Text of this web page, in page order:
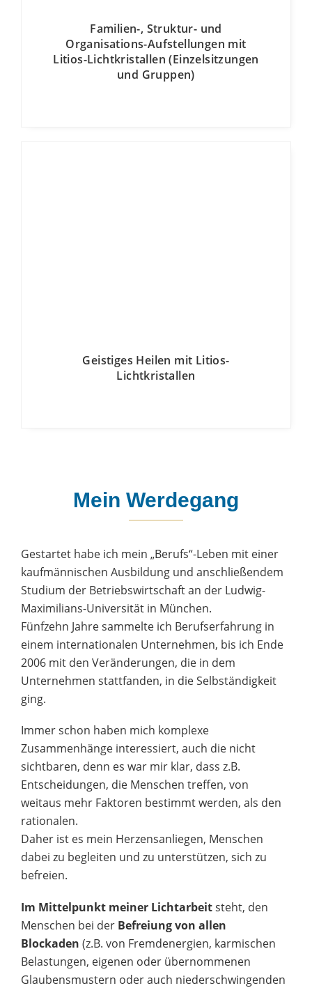
Familien-, Struktur- und
Organisations-Aufstellungen mit
Litios-Lichtkristallen (Einzelsitzungen
und Gruppen)
Geistiges Heilen mit Litios-
Lichtkristallen
Mein Werdegang
Gestartet habe ich mein „Berufs“-Leben mit einer
kaufmännischen Ausbildung und anschließendem
Studium der Betriebswirtschaft an der Ludwig-
Maximilians-Universität in München.
Fünfzehn Jahre sammelte ich Berufserfahrung in
einem internationalen Unternehmen, bis ich Ende
2006 mit den Veränderungen, die in dem
Unternehmen stattfanden, in die Selbständigkeit
ging.
Immer schon haben mich komplexe
Zusammenhänge interessiert, auch die nicht
sichtbaren, denn es war mir klar, dass z.B.
Entscheidungen, die Menschen treffen, von
weitaus mehr Faktoren bestimmt werden, als den
rationalen.
Daher ist es mein Herzensanliegen, Menschen
dabei zu begleiten und zu unterstützen, sich zu
befreien.
Im Mittelpunkt meiner Lichtarbeitsteht, den
Menschen bei der Befreiung von allen
Blockaden (z.B. von Fremdenergien, karmischen
Belastungen, eigenen oder übernommenen
Glaubensmustern oder auch niederschwingenden